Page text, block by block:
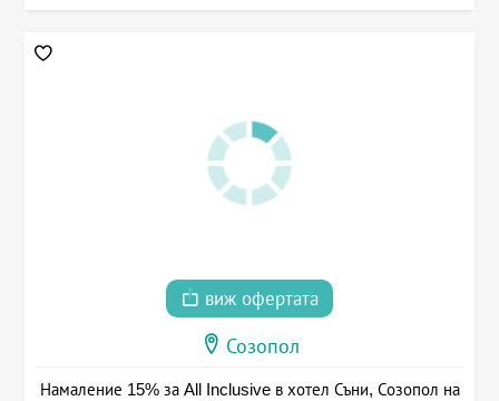
виж офертата
Созопол
Намаление 15% за All Inclusive в хотел Съни, Созопол на